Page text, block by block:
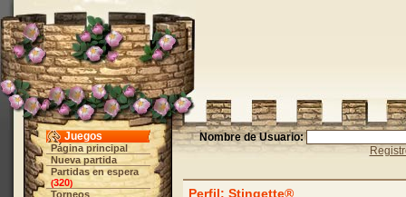
Juegos
Página principal
Nueva partida
Partidas en espera
(320)
Torneos
Nombre de Usuario:
Perfil: Stingette®